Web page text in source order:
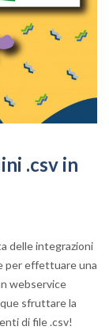
.csv in
delle integrazioni
per effettuare una
webservice
sfruttare la
di file .csv!